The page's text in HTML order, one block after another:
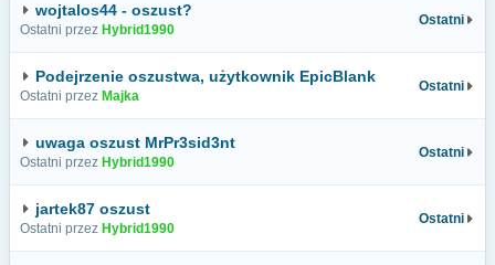
wojtalos44 - oszust?
Ostatni przez Hybrid1990
Ostatni
Podejrzenie oszustwa, użytkownik EpicBlank
Ostatni przez Majka
Ostatni
uwaga oszust MrPr3sid3nt
Ostatni przez Hybrid1990
Ostatni
jartek87 oszust
Ostatni przez Hybrid1990
Ostatni